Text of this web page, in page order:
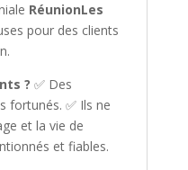
RéunionLes
pour des clients
? ✅ Des
fortunés. ✅ Ils ne
et la vie de
et fiables.